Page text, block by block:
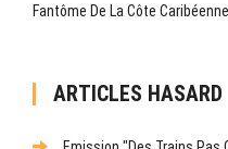
Fantôme De La Côte Caribéenne
ARTICLES HASARD